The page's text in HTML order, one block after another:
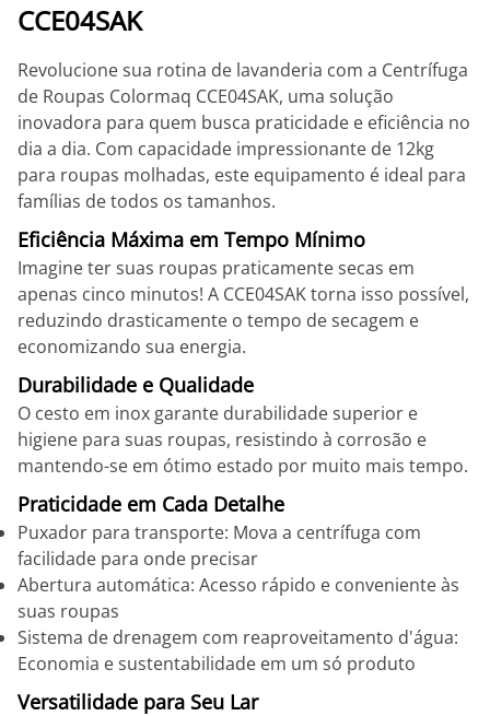
CCE04SAK
Revolucione sua rotina de lavanderia com a Centrífuga
de Roupas Colormaq CCE04SAK, uma solução
inovadora para quem busca praticidade e eficiência no
dia a dia. Com capacidade impressionante de 12kg
para roupas molhadas, este equipamento é ideal para
famílias de todos os tamanhos.
Eficiência Máxima em Tempo Mínimo
Imagine ter suas roupas praticamente secas em
apenas cinco minutos! A CCE04SAK torna isso possível,
reduzindo drasticamente o tempo de secagem e
economizando sua energia.
Durabilidade e Qualidade
O cesto em inox garante durabilidade superior e
higiene para suas roupas, resistindo à corrosão e
mantendo-se em ótimo estado por muito mais tempo.
Praticidade em Cada Detalhe
Puxador para transporte: Mova a centrífuga com
facilidade para onde precisar
Abertura automática: Acesso rápido e conveniente às
suas roupas
Sistema de drenagem com reaproveitamento d'água:
Economia e sustentabilidade em um só produto
Versatilidade para Seu Lar